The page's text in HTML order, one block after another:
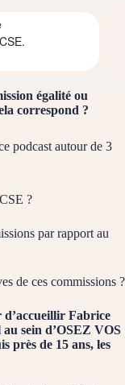
égalité ou
correspond ?
podcast autour de 3
?
par rapport au
de ces commissions ?
d’accueillir Fabrice
sein d’OSEZ VOS
près de 15 ans, les